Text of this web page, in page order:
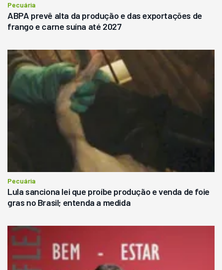
Pecuária
ABPA prevê alta da produção e das exportações de
frango e carne suína até 2027
Pecuária
Lula sanciona lei que proíbe produção e venda de foie
gras no Brasil; entenda a medida